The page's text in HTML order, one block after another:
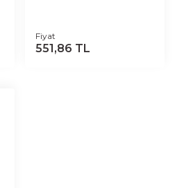
Fiyat
551,86 TL